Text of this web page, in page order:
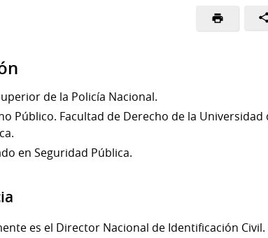
de la Policía Nacional.
Público. Facultad de Derecho de la Universidad
en Seguridad Pública.
es el Director Nacional de Identificación Civil.